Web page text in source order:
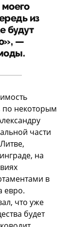
из
будут
—
по некоторым
части
на
в
евро.
что уже
будет